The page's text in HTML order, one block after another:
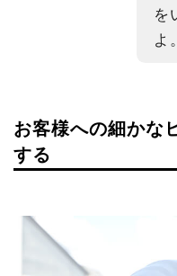
を
よ。
お客様への細かな
する